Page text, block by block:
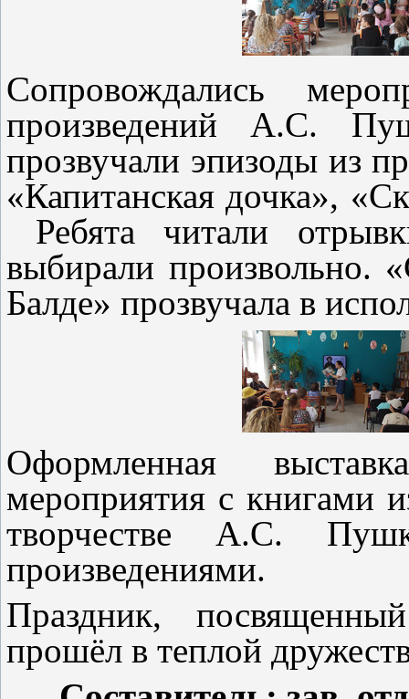
Сопровождались
произведений А.С.
прозвучали эпизоды из
«Капитанская дочка»,
Ребята читали
выбирали произвольно.
Балде» прозвучала в
Оформленная
мероприятия с книгами
творчестве А.С.
произведениями.
Праздник,
прошёл в теплой